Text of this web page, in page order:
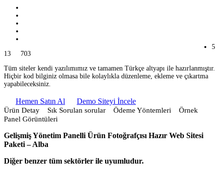
5
13 703
Tüm siteler kendi yazılımımız ve tamamen Türkçe altyapı ile hazırlanmıştır.
Hiçbir kod bilginiz olmasa bile kolaylıkla düzenleme, ekleme ve çıkartma
yapabileceksiniz.
Hemen Satın Al Demo Siteyi İncele
Ürün Detay Sık Sorulan sorular Ödeme Yöntemleri
Örnek
Panel Görüntüleri
Gelişmiş Yönetim Panelli Ürün Fotoğrafçısı Hazır Web Sitesi
Paketi – Alba
Diğer benzer tüm sektörler ile uyumludur.